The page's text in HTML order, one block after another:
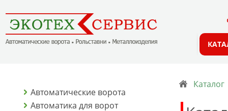
Автоматические ворота
Автоматика для ворот
Каталог